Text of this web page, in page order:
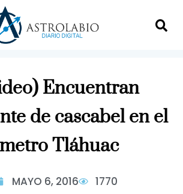
Encuentran
de cascabel en el
metro Tláhuac
MAYO 6, 2016 1770